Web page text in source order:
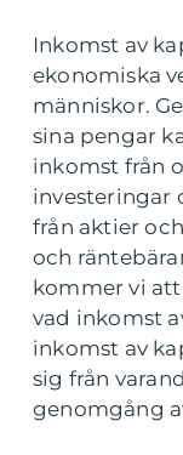
Inkomst av
ekonomiska
människor.
sina pengar
inkomst från
investeringar
från aktier
och
kommer vi
vad inkomst
inkomst av
sig från
genomgång